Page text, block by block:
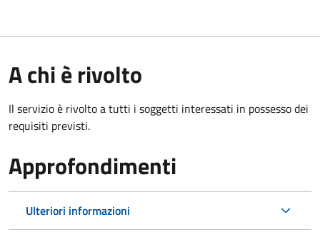
A chi è rivolto
Il servizio è rivolto a tutti i soggetti interessati in possesso dei
requisiti previsti.
Approfondimenti
Ulteriori informazioni